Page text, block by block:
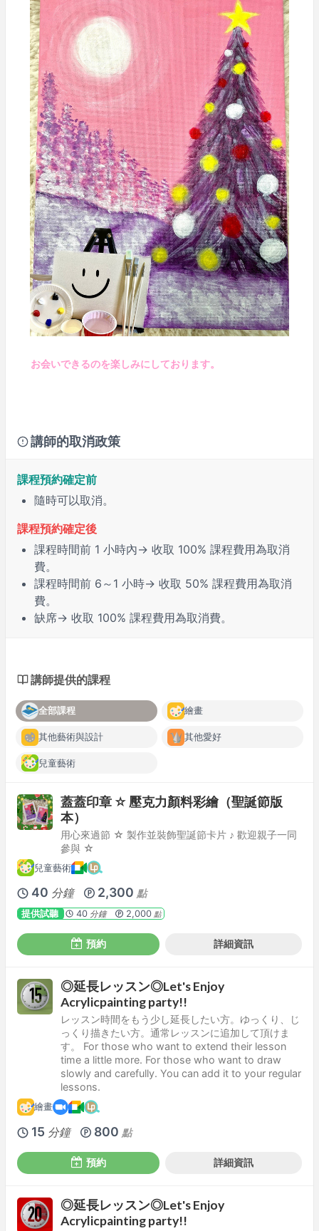
お会いできるのを楽しみにしております。
講師的取消政策
課程預約確定前
隨時可以取消。
課程預約確定後
課程時間前 1 小時內→ 收取 100% 課程費用為取消
費。
課程時間前 6～1 小時→ 收取 50% 課程費用為取消
費。
缺席→ 收取 100% 課程費用為取消費。
講師提供的課程
全部課程 繪畫
其他藝術與設計 其他愛好
兒童藝術
蓋蓋印章 ☆ 壓克力顏料彩繪（聖誕節版
本）
用心來過節 ☆ 製作並裝飾聖誕節卡片 ♪ 歡迎親子一同
參與 ☆
兒童藝術
40 分鐘 2,300 點
提供試聽 40 分鐘 2,000點
預約 詳細資訊
◎延長レッスン◎Let's Enjoy
Acrylicpainting party!!
レッスン時間をもう少し延長したい方。ゆっくり、じ
っくり描きたい方。通常レッスンに追加して頂けま
す。 For those who want to extend their lesson
time a little more. For those who want to draw
slowly and carefully. You can add it to your regular
lessons.
繪畫
15 分鐘 800 點
預約 詳細資訊
◎延長レッスン◎Let's Enjoy
Acrylicpainting party!!